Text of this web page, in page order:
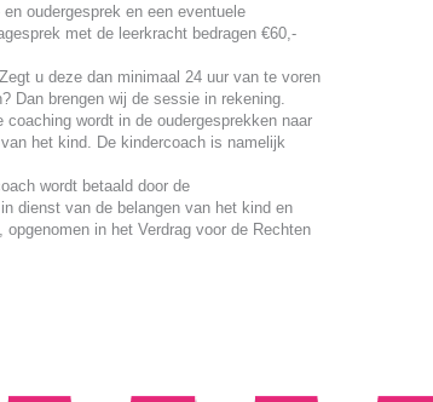
oudergesprek en een eventuele
met de leerkracht bedragen €60,-
u deze dan minimaal 24 uur van te voren
Dan brengen wij de sessie in rekening.
coaching wordt in de oudergesprekken naar
het kind. De kindercoach is namelijk
wordt betaald door de
dienst van de belangen van het kind en
in het Verdrag voor de Rechten